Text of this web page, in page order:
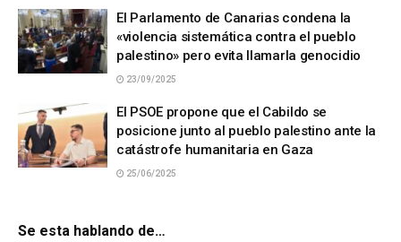
El Parlamento de Canarias condena la
«violencia sistemática contra el pueblo
palestino» pero evita llamarla genocidio
23/09/2025
El PSOE propone que el Cabildo se
posicione junto al pueblo palestino ante la
catástrofe humanitaria en Gaza
25/06/2025
Se esta hablando de…